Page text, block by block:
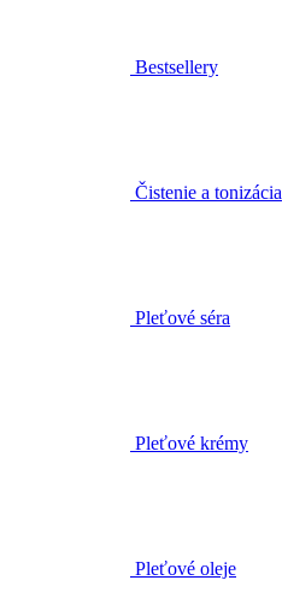
Bestsellery
Čistenie a tonizácia
Pleťové séra
Pleťové krémy
Pleťové oleje